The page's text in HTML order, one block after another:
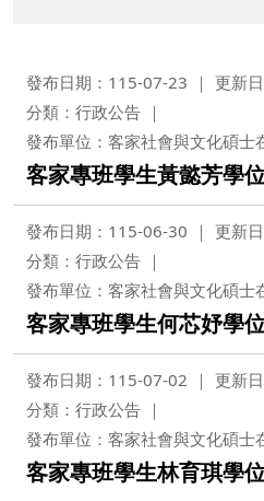
發布日期：115-07-23
更新
分類：行政公告
發布單位：客家社會與文化碩士
客家專班學生黃懿芳學
發布日期：115-06-30
更新
分類：行政公告
發布單位：客家社會與文化碩士
客家專班學生何芯妤學
發布日期：115-07-02
更新
分類：行政公告
發布單位：客家社會與文化碩士
客家專班學生林育琪學